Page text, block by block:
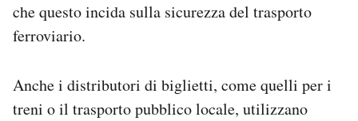
che questo incida sulla sicurezza del trasporto
ferroviario.
Anche i distributori di biglietti, come quelli per i
treni o il trasporto pubblico locale, utilizzano